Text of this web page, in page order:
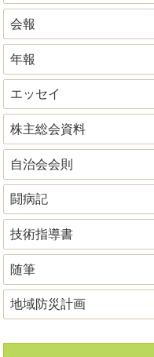
会報
年報
エッセイ
株主総会資料
自治会会則
闘病記
技術指導書
随筆
地域防災計画